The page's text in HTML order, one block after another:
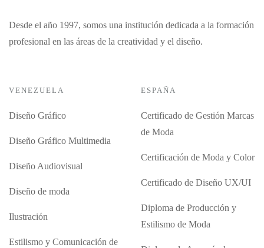
Desde el año 1997, somos una institución dedicada a la formación
profesional en las áreas de la creatividad y el diseño.
VENEZUELA
Diseño Gráfico
Diseño Gráfico Multimedia
Diseño Audiovisual
Diseño de moda
Ilustración
Estilismo y Comunicación de
ESPAÑA
Certificado de Gestión Marcas
de Moda
Certificación de Moda y Color
Certificado de Diseño UX/UI
Diploma de Producción y
Estilismo de Moda